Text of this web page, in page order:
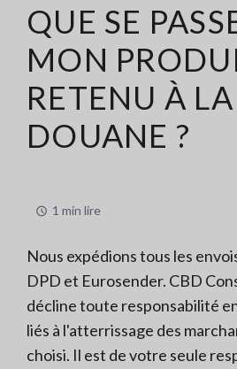
QUE SE
MON
RETENU À LA
DOUANE ?
1 min lire
Nous expédions tous les
DPD et Eurosender. CBD
décline toute responsabilité
liés à l'atterrissage des
choisi. Il est de votre seule